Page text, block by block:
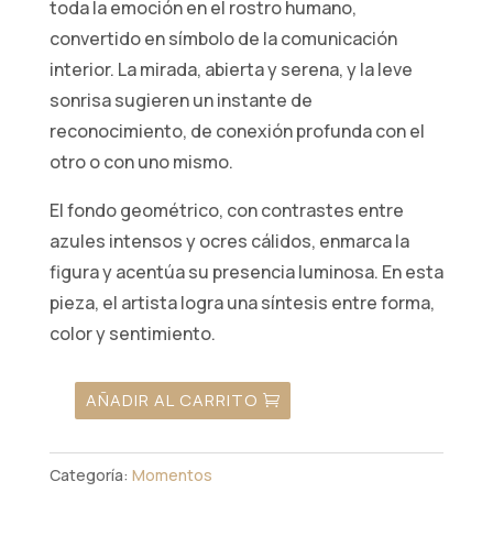
toda la emoción en el rostro humano,
convertido en símbolo de la comunicación
interior. La mirada, abierta y serena, y la leve
sonrisa sugieren un instante de
reconocimiento, de conexión profunda con el
otro o con uno mismo.
El fondo geométrico, con contrastes entre
azules intensos y ocres cálidos, enmarca la
figura y acentúa su presencia luminosa. En esta
pieza, el artista logra una síntesis entre forma,
color y sentimiento.
cantidad
AÑADIR AL CARRITO
Categoría: Momentos